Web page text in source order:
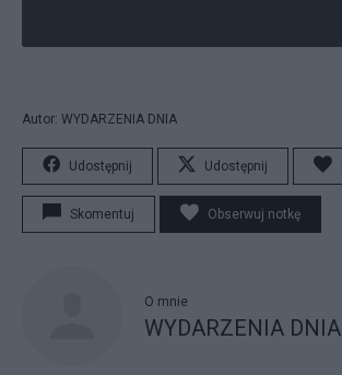
Autor: WYDARZENIA DNIA
Udostępnij Udostępnij
Skomentuj Obserwuj notkę
O mnie
WYDARZENIA DNIA